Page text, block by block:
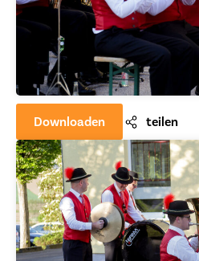
Downloaden teilen